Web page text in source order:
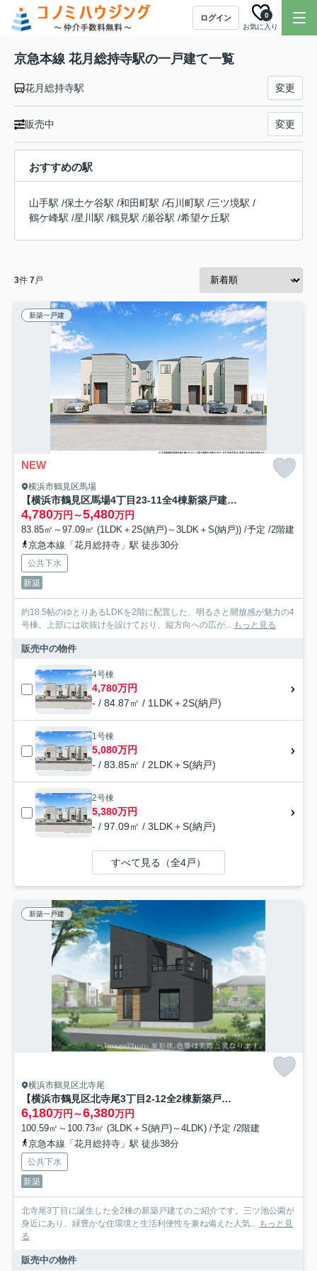
ログイン
お気に入り
0
京急本線 花月総持寺駅の一戸建て一覧
花月総持寺駅 変更
販売中 変更
おすすめの駅
山手駅 /保土ケ谷駅 /和田町駅 /石川町駅 /三ツ境駅 /
鶴ケ峰駅 /星川駅 /鶴見駅 /瀬谷駅 /希望ケ丘駅
3件 7戸
新築一戸建
NEW
横浜市鶴見区馬場
【横浜市鶴見区馬場4丁目23-11全4棟新築戸建て】★仲介手数料無料★（上寺尾小学校・寺尾中学校）
4,780万円～5,480万円
83.85㎡～97.09㎡ (1LDK＋2S(納戸)～3LDK＋S(納戸)) /予定 /2階建
京急本線「花月総持寺」駅 徒歩30分
公共下水
新築
約18.5帖のゆとりあるLDKを2階に配置した、明るさと開放感が魅力の4
号棟。上部には吹抜けを設けており、縦方向への広が... もっと見る
販売中の物件
4号棟
4,780万円
- / 84.87㎡ / 1LDK＋2S(納戸)
1号棟
5,080万円
- / 83.85㎡ / 2LDK＋S(納戸)
2号棟
5,380万円
- / 97.09㎡ / 3LDK＋S(納戸)
すべて見る（全4戸）
新築一戸建
横浜市鶴見区北寺尾
【横浜市鶴見区北寺尾3丁目2-12全2棟新築戸建て】★仲介手数料無料★（旭小学校・寺尾中学校）
6,180万円～6,380万円
100.59㎡～100.73㎡ (3LDK＋S(納戸)～4LDK) /予定 /2階建
京急本線「花月総持寺」駅 徒歩38分
公共下水
新築
北寺尾3丁目に誕生した全2棟の新築戸建てのご紹介です。三ツ池公園が
身近にあり、緑豊かな住環境と生活利便性を兼ね備えた人気... もっと見
る
販売中の物件